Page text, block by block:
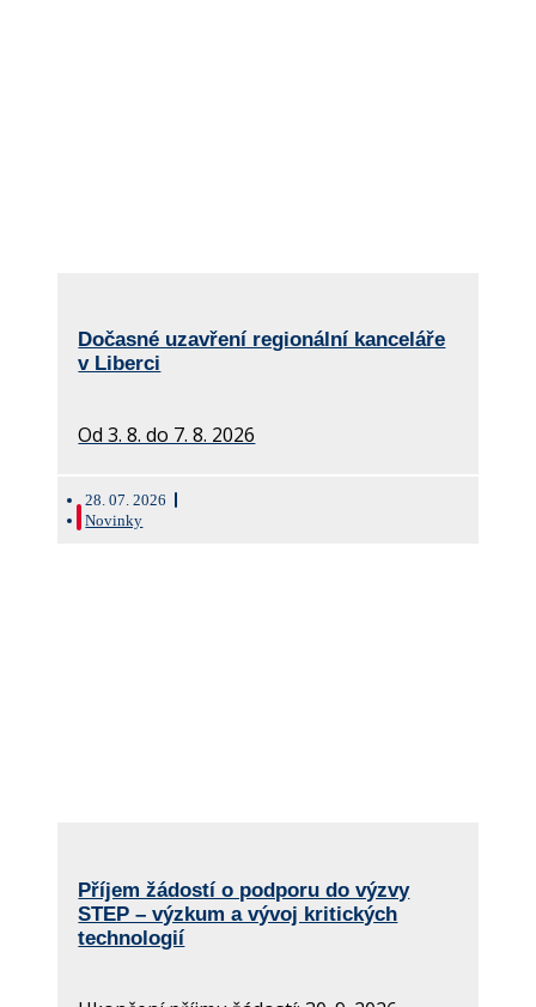
Dočasné uzavření regionální kanceláře
v Liberci
Od 3. 8. do 7. 8. 2026
28. 07. 2026
Novinky
Příjem žádostí o podporu do výzvy
STEP – výzkum a vývoj kritických
technologií